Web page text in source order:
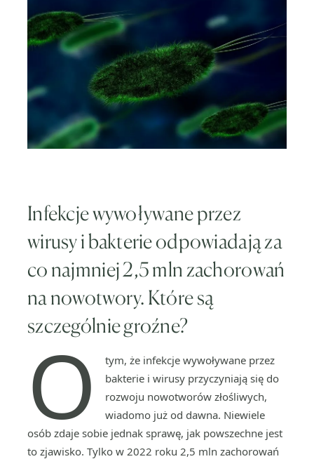
Infekcje wywoływane przez
wirusy i bakterie odpowiadają za
co najmniej 2,5 mln zachorowań
na nowotwory. Które są
szczególnie groźne?
O
tym, że infekcje wywoływane przez
bakterie i wirusy przyczyniają się do
rozwoju nowotworów złośliwych,
wiadomo już od dawna. Niewiele
osób zdaje sobie jednak sprawę, jak powszechne jest
to zjawisko. Tylko w 2022 roku 2,5 mln zachorowań